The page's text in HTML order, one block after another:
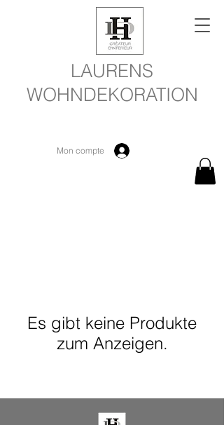
LAURENS
WOHNDEKORATION
Mon compte
Es gibt keine Produkte
zum Anzeigen.